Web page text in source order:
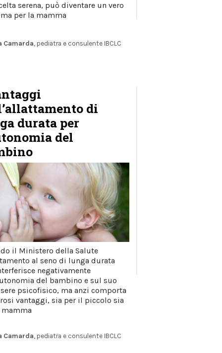
Camarda, pediatra e consulente IBCLC
serena, può diventare un vero
per la mamma
di
durata per
del
Camarda , pediatra e consulente IBCLC
il Ministero della Salute
al seno di lunga durata
negativamente
del bambino e sul suo
psicofisico, ma anzi comporta
vantaggi, sia per il piccolo sia